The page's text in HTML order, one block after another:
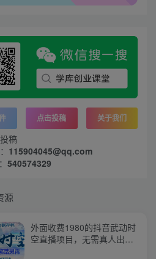
点击投稿 关于我们
稿
115904045@qq.com
540574329
源
外面收费1980的抖音武动时
空直播项目，无需真人出